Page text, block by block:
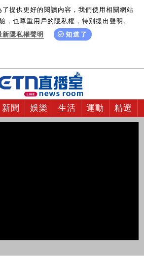
了提供更好的閱讀內容，我們使用相關網站
，也尊重用戶的隱私權，特別提出聲明。
新隱私權聲明
知道了
新聞 娛樂 生活 運動 精選